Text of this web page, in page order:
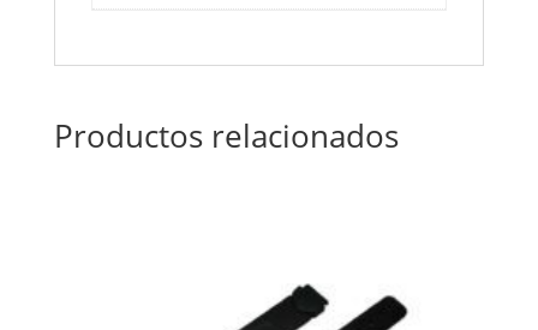
Productos relacionados